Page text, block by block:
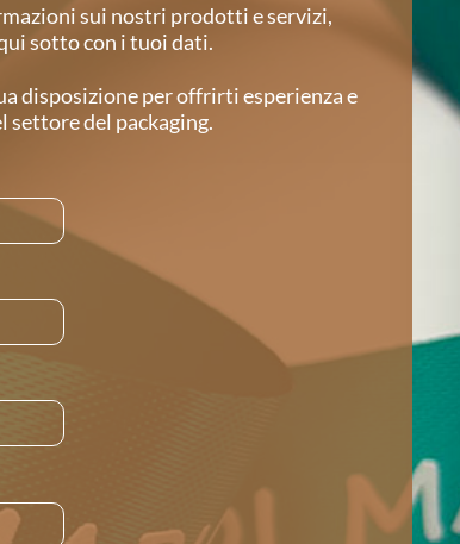
sui nostri prodotti e servizi,
sotto con i tuoi dati.
disposizione per offrirti esperienza e
settore del packaging.